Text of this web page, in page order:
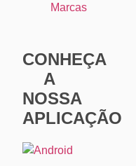
Marcas
CONHEÇA
A
NOSSA
APLICAÇÃO